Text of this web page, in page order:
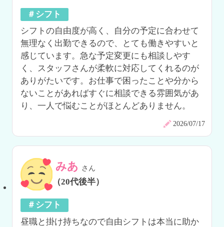
＃シフト
シフトの自由度が高く、自分の予定に合わせて
無理なく出勤できるので、とても働きやすいと
感じています。急な予定変更にも相談しやす
く、スタッフさんが柔軟に対応してくれるのが
ありがたいです。お仕事で困ったことや分から
ないことがあればすぐに相談できる雰囲気があ
り、一人で悩むことがほとんどありません。
2026/07/17
みあ さん
（20代後半）
＃シフト
昼職と掛け持ちなので自由シフトは本当に助か